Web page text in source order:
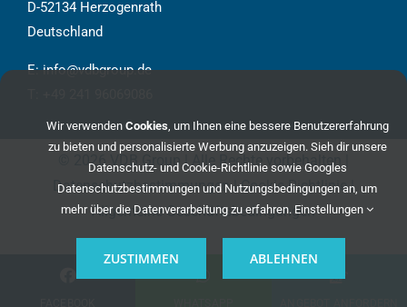
D-52134 Herzogenrath
Deutschland
E:info@vdbgroup.de
2026 VDB Group | Alle Rechte vorbehalten |
Datenschutzbestimmungen|Cookie-Richtlinie|
Allgemeine Geschäftsbedingungen
Wir verwenden Cookies, um Ihnen eine bessere Benutzererfahrung
zu bieten und personalisierte Werbung anzuzeigen. Sieh dir unsere
Datenschutz- und Cookie-Richtliniesowie Googles
Datenschutzbestimmungen und Nutzungsbedingungen an, um
mehr über die Datenverarbeitung zu erfahren. Einstellungen
ZUSTIMMEN ABLEHNEN